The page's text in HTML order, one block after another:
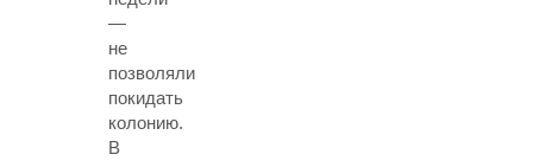
—
не
позволяли
покидать
колонию.
В